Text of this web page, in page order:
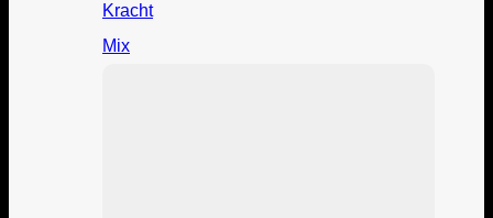
Kracht
Mix